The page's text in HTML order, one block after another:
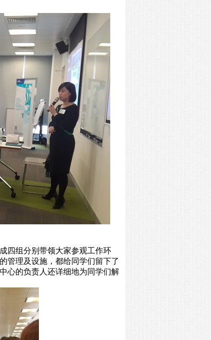
四组分别带领大家参观工作环
管理及设施，都给同学们留下了
心的负责人还详细地为同学们解